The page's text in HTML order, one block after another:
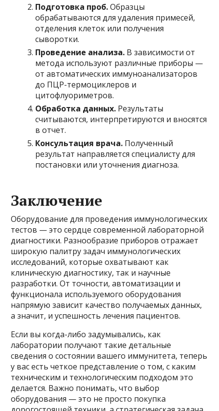
Подготовка проб.Образцы
обрабатываются для удаления примесей,
отделения клеток или получения
сыворотки.
Проведение анализа. В зависимости от
метода используют различные приборы —
от автоматических иммуноанализаторов
до ПЦР-термоциклеров и
цитофлуориметров.
Обработка данных. Результаты
считываются, интерпретируются и вносятся
в отчет.
Консультация врача. Полученный
результат направляется специалисту для
постановки или уточнения диагноза.
Заключение
Оборудование для проведения иммунологических
тестов — это сердце современной лабораторной
диагностики. Разнообразие приборов отражает
широкую палитру задач иммунологических
исследований, которые охватывают как
клиническую диагностику, так и научные
разработки. От точности, автоматизации и
функционала используемого оборудования
напрямую зависит качество получаемых данных,
а значит, и успешность лечения пациентов.
Если вы когда-либо задумывались, как
лаборатории получают такие детальные
сведения о состоянии вашего иммунитета, теперь
у вас есть четкое представление о том, с каким
техническим и технологическим подходом это
делается. Важно понимать, что выбор
оборудования — это не просто покупка